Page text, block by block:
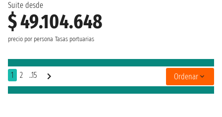
Suite desde
$ 49.104.648
precio por persona Tasas portuarias
1 2 ..15 Ordenar